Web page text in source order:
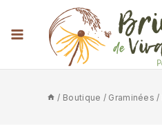
/ Boutique / Graminées /